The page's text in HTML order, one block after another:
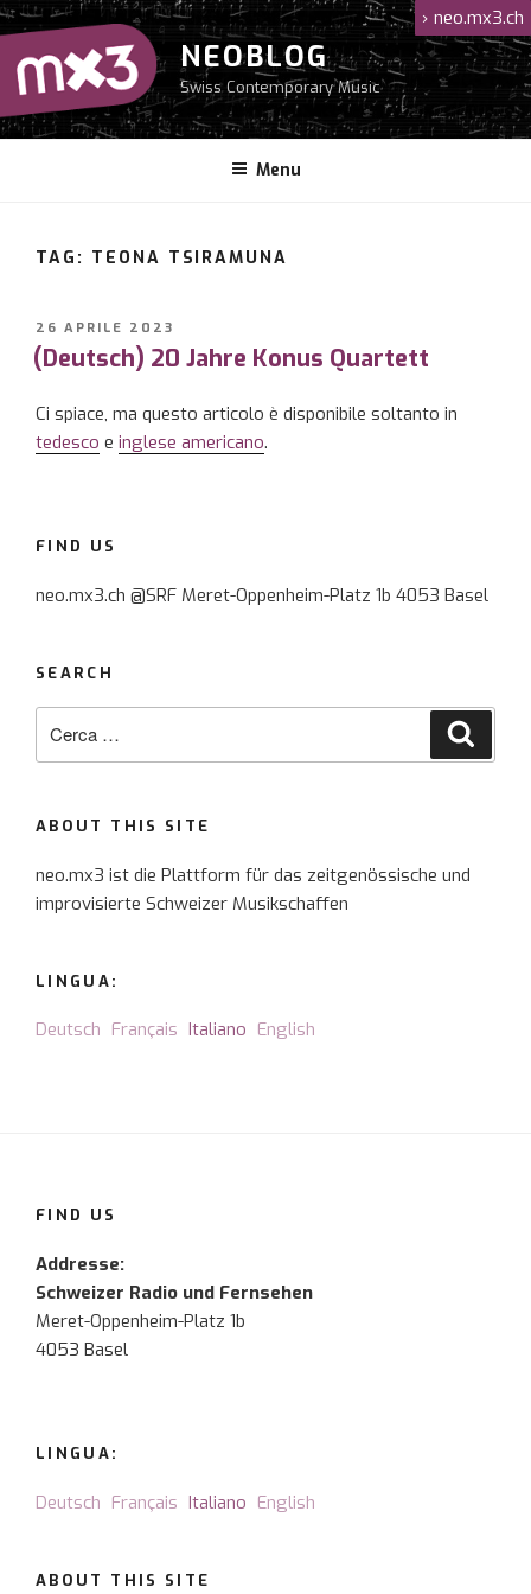
Salta
al
contenuto
NEOBLOG
Swiss Contemporary Music
Menu
› neo.mx3.ch
TAG: TEONA TSIRAMUNA
PUBBLICATO
IL
26 APRILE 2023
(Deutsch) 20 Jahre Konus Quartett
Ci spiace, ma questo articolo è disponibile soltanto in
tedesco e inglese americano.
FIND US
neo.mx3.ch @SRF Meret-Oppenheim-Platz 1b 4053 Basel
SEARCH
ABOUT THIS SITE
neo.mx3 ist die Plattform für das zeitgenössische und
improvisierte Schweizer Musikschaffen
LINGUA:
Deutsch Français Italiano English
FIND US
Addresse:
Schweizer Radio und Fernsehen
Meret-Oppenheim-Platz 1b
4053 Basel
LINGUA:
Deutsch Français Italiano English
ABOUT THIS SITE